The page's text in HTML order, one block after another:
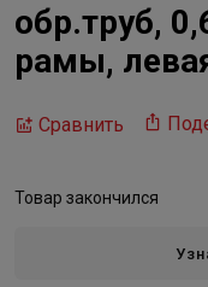
обр.труб,
рамы,
Сравнить
Товар закончился